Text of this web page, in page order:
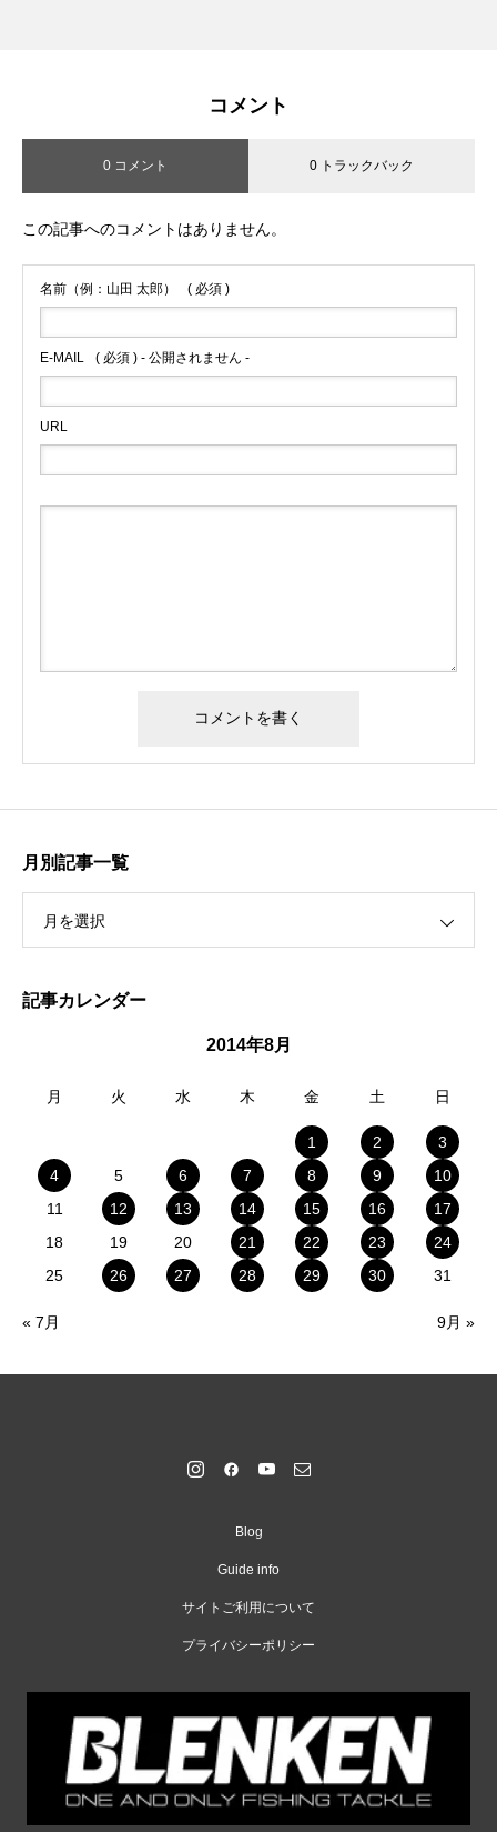
コメント
0 コメント 0 トラックバック
この記事へのコメントはありません。
名前（例：山田 太郎） ( 必須 )
E-MAIL ( 必須 ) - 公開されません -
URL
月別記事一覧
月を選択
記事カレンダー
2014年8月
月 火 水 木 金 土 日
1 2
3
4
5 6 7 8 9
10
11
12 13 14 15 16
17
18
19 20 21 22 23
24
25
26 27 28 29 30 31
« 7月 9月 »
Blog
Guide info
サイトご利用について
プライバシーポリシー